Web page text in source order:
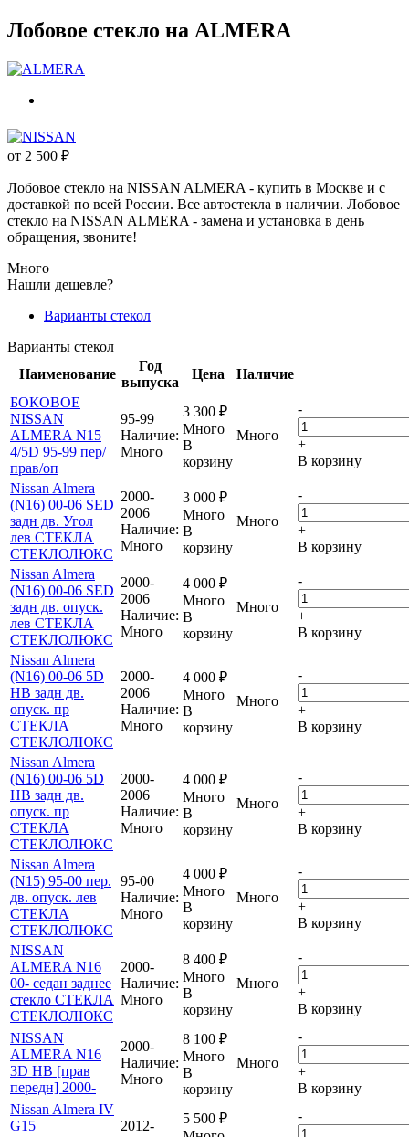
Лобовое стекло на ALMERA
от 2 500 ₽
Лобовое стекло на NISSAN ALMERA - купить в Москве и с
доставкой по всей России. Все автостекла в наличии. Лобовое
стекло на NISSAN ALMERA - замена и установка в день
обращения, звоните!
Много
Нашли дешевле?
Варианты стекол
Варианты стекол
Наименование
Год
выпуска
Цена
Наличие
БОКОВОЕ
NISSAN
ALMERA N15
4/5D 95-99 пер/
прав/оп
95-99
Наличие:
Много
3 300 ₽
Много
В
корзину
Много
-
+
В корзину
Nissan Almera
(N16) 00-06 SED
задн дв. Угол
лев СТЕКЛА
СТЕКЛОЛЮКС
2000-
2006
Наличие:
Много
3 000 ₽
Много
В
корзину
Много
-
+
В корзину
Nissan Almera
(N16) 00-06 SED
задн дв. опуск.
лев СТЕКЛА
СТЕКЛОЛЮКС
2000-
2006
Наличие:
Много
4 000 ₽
Много
В
корзину
Много
-
+
В корзину
Nissan Almera
(N16) 00-06 5D
HB задн дв.
опуск. пр
СТЕКЛА
СТЕКЛОЛЮКС
2000-
2006
Наличие:
Много
4 000 ₽
Много
В
корзину
Много
-
+
В корзину
Nissan Almera
(N16) 00-06 5D
HB задн дв.
опуск. пр
СТЕКЛА
СТЕКЛОЛЮКС
2000-
2006
Наличие:
Много
4 000 ₽
Много
В
корзину
Много
-
+
В корзину
Nissan Almera
(N15) 95-00 пер.
дв. опуск. лев
СТЕКЛА
СТЕКЛОЛЮКС
95-00
Наличие:
Много
4 000 ₽
Много
В
корзину
Много
-
+
В корзину
NISSAN
ALMERA N16
00- седан заднее
стекло СТЕКЛА
СТЕКЛОЛЮКС
2000-
Наличие:
Много
8 400 ₽
Много
В
корзину
Много
-
+
В корзину
NISSAN
ALMERA N16
3D HB [прав
передн] 2000-
2000-
Наличие:
Много
8 100 ₽
Много
В
корзину
Много
-
+
В корзину
Nissan Almera IV
G15
2012-
5 500 ₽
-